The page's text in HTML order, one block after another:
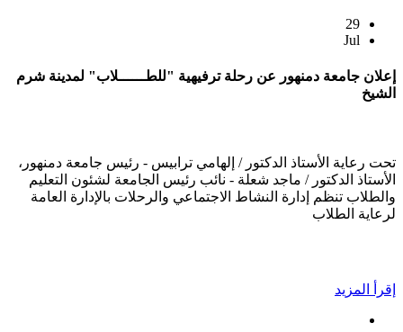
29
Jul
إعلان جامعة دمنهور عن رحلة ترفيهية "للطــــــلاب" لمدينة شرم
الشيخ
تحت رعاية الأستاذ الدكتور / إلهامي ترابيس - رئيس جامعة دمنهور،
الأستاذ الدكتور / ماجد شعلة - نائب رئيس الجامعة لشئون التعليم
والطلاب تنظم إدارة النشاط الاجتماعي والرحلات بالإدارة العامة
لرعاية الطلاب
إقرأ المزيد